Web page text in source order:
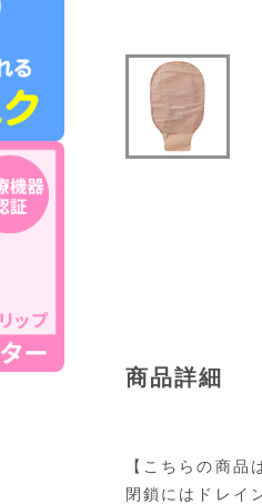
商品詳細
【こちらの商品
閉鎖にはドレイ